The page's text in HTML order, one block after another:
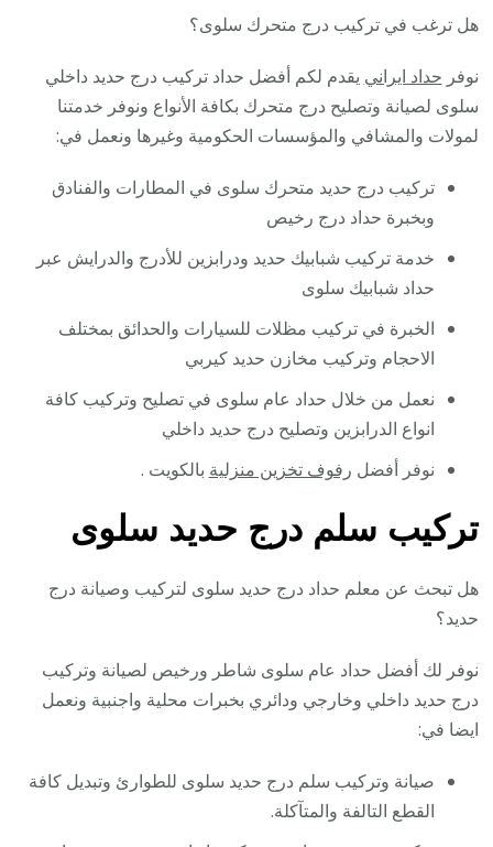
هل ترغب في تركيب درج متحرك سلوى؟
نوفر حداد ايراني يقدم لكم أفضل حداد تركيب درج حديد داخلي
سلوى لصيانة وتصليح درج متحرك بكافة الأنواع ونوفر خدمتنا
لمولات والمشافي والمؤسسات الحكومية وغيرها ونعمل في:
تركيب درج حديد متحرك سلوى في المطارات والفنادق
وبخبرة حداد درج رخيص
خدمة تركيب شبابيك حديد ودرابزين للأدرج والدرايش عبر
حداد شبابيك سلوى
الخبرة في تركيب مظلات للسيارات والحدائق بمختلف
الاحجام وتركيب مخازن حديد كيربي
نعمل من خلال حداد عام سلوى في تصليح وتركيب كافة
انواع الدرابزين وتصليح درج حديد داخلي
نوفر أفضل رفوف تخزين منزلية بالكويت .
تركيب سلم درج حديد سلوى
هل تبحث عن معلم حداد درج حديد سلوى لتركيب وصيانة درج
حديد؟
نوفر لك أفضل حداد عام سلوى شاطر ورخيص لصيانة وتركيب
درج حديد داخلي وخارجي ودائري بخبرات محلية واجنبية ونعمل
ايضا في:
صيانة وتركيب سلم درج حديد سلوى للطوارئ وتبديل كافة
القطع التالفة والمتآكلة.